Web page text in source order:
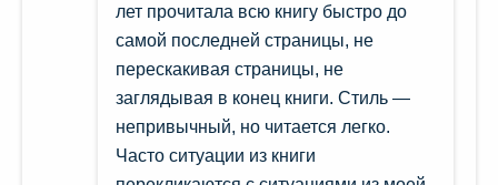
лет прочитала всю книгу быстро до
самой последней страницы, не
перескакивая страницы, не
заглядывая в конец книги. Стиль —
непривычный, но читается легко.
Часто ситуации из книги